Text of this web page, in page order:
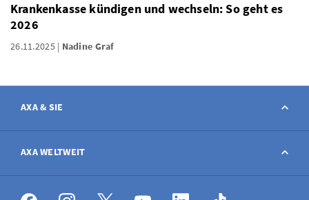
Krankenkasse kündigen und wechseln: So geht es
2026
26.11.2025 Nadine Graf
AXA & SIE
Kontakt
Schaden melden
AXA WELTWEIT
AXA weltweit